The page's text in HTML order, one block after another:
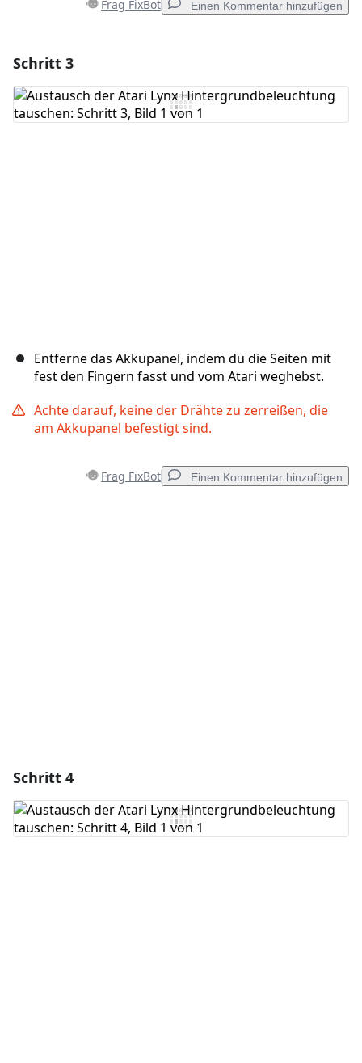
Frag FixBot Einen Kommentar hinzufügen
Kommentar hinzufügen
Schritt 3
Entferne das Akkupanel, indem du die Seiten mit
fest den Fingern fasst und vom Atari weghebst.
Achte darauf, keine der Drähte zu zerreißen, die
am Akkupanel befestigt sind.
Frag FixBot Einen Kommentar hinzufügen
Schritt 4